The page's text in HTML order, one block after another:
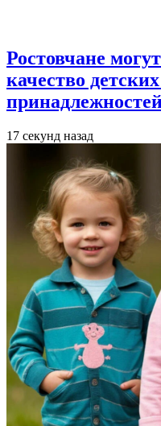
Ростовчане
качество
17 секунд назад